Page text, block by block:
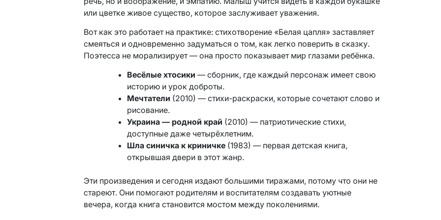
или цветке живое существо, которое заслуживает уважения.
Вот как это работает на практике: стихотворение «Белая цапля» заставляет
смеяться и одновременно задуматься о том, как легко поверить в сказку.
Поэтесса не морализирует — она просто показывает мир глазами ребёнка.
Весёлые хтосики — сборник, где каждый персонаж имеет свою
историю и урок доброты.
Мечтатели (2010) — стихи-раскраски, которые сочетают слово и
рисование.
Украина — родной край (2010) — патриотические стихи,
доступные даже четырёхлетним.
Шла синичка к криничке (1983) — первая детская книга,
открывшая двери в этот жанр.
Эти произведения и сегодня издают большими тиражами, потому что они не
стареют. Они помогают родителям и воспитателям создавать уютные
вечера, когда книга становится мостом между поколениями.